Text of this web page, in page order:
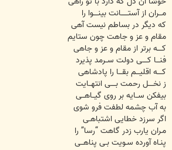
مـــران از آستــــــانت بینــــوا را
که دیگر در بساطم نیست آهی
مقام و عز و جاهت چون ستایم
کــــه برتر از مقام و عز و جاهی
فنـــا کــــی دولت ســرمد پذیرد
کــــه اقلیـــم بقـــا را پادشاهی
ز نخــــل رحمت بــــی انتهــایت
بیفکن ســایه بر روی گیــاهــی
به آب چشمه لطفت فرو شوی
اگر سرزد خطایی اشتباهـی
مـران یارب زدر گاهت “رسا” را
پنـاه آورده سـویت بـی پناهــی